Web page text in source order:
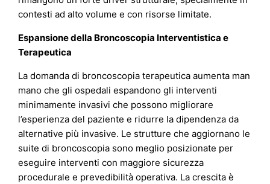
contesti ad alto volume e con risorse limitate.
Espansione della Broncoscopia Interventistica e
Terapeutica
La domanda di broncoscopia terapeutica aumenta man
mano che gli ospedali espandono gli interventi
minimamente invasivi che possono migliorare
l’esperienza del paziente e ridurre la dipendenza da
alternative più invasive. Le strutture che aggiornano le
suite di broncoscopia sono meglio posizionate per
eseguire interventi con maggiore sicurezza
procedurale e prevedibilità operativa. La crescita è